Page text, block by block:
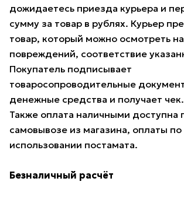
дожидаетесь приезда курьера и
сумму за товар в рублях. Курьер
товар, который можно осмотреть
повреждений, соответствие
Покупатель подписывает
товаросопроводительные
денежные средства и получает чек.
Также оплата наличными доступна
самовывозе из магазина, оплаты
использовании постамата.
Безналичный расчёт